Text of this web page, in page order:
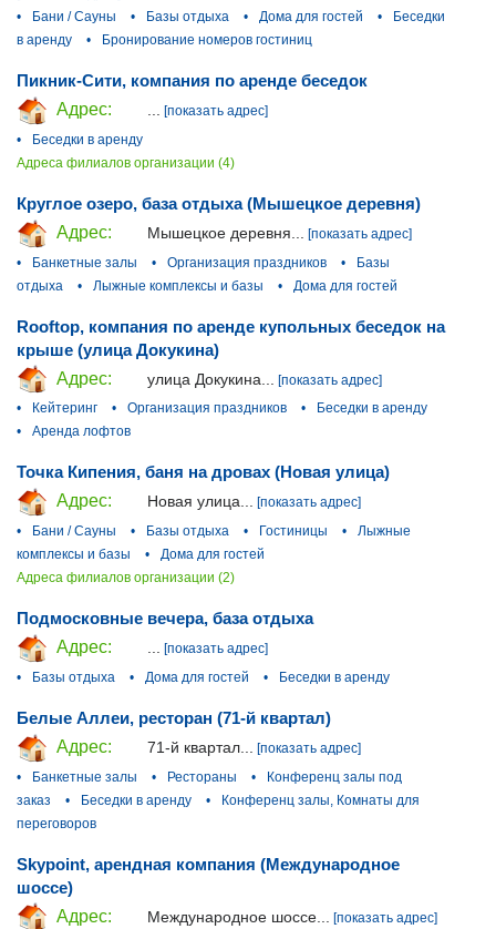
•
Бани / Сауны • Базы отдыха • Дома для гостей •
Беседки
в аренду
• Бронирование номеров гостиниц
Пикник-Сити, компания по аренде беседок
Адрес:
[показать адрес]
•
Беседки в аренду
Адреса филиалов организации (4)
Круглое озеро, база отдыха (Мышецкое деревня)
Адрес:
Мышецкое деревня...
[показать адрес]
•
Банкетные залы • Организация праздников •
Базы
отдыха
• Лыжные комплексы и базы • Дома для гостей
Rooftop, компания по аренде купольных беседок на
крыше (улица Докукина)
Адрес:
улица Докукина...
[показать адрес]
•
Кейтеринг • Организация праздников •
Беседки в аренду
•
Аренда лофтов
Точка Кипения, баня на дровах (Новая улица)
Адрес:
Новая улица... [показать адрес]
•
Бани / Сауны • Базы отдыха • Гостиницы •
Лыжные
комплексы и базы
•
Дома для гостей
Адреса филиалов организации (2)
Подмосковные вечера, база отдыха
Адрес:
[показать адрес]
•
Базы отдыха • Дома для гостей • Беседки в аренду
Белые Аллеи, ресторан (71-й квартал)
Адрес:
71-й квартал...
[показать адрес]
•
Банкетные залы • Рестораны •
Конференц залы под
заказ
• Беседки в аренду •
Конференц залы, Комнаты для
переговоров
Skypoint, арендная компания (Международное
шоссе)
Адрес:
Международное шоссе... [показать адрес]